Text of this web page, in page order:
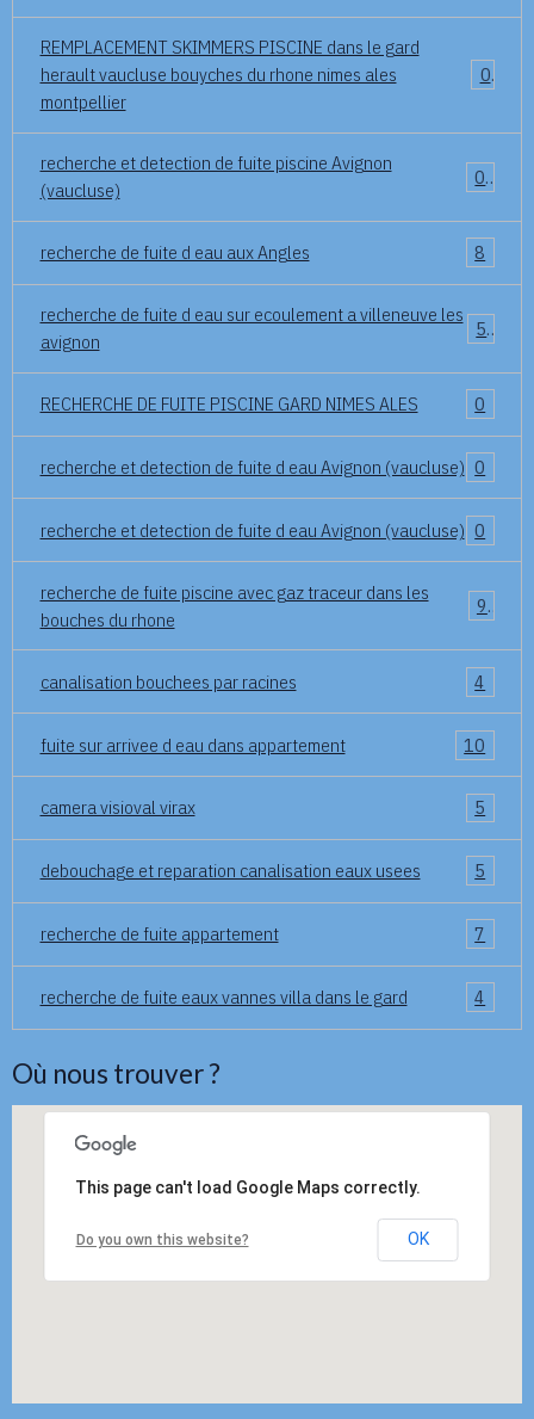
REMPLACEMENT SKIMMERS PISCINE dans le gard
herault vaucluse bouyches du rhone nimes ales
montpellier
0
recherche et detection de fuite piscine Avignon
(vaucluse)
0
recherche de fuite d eau aux Angles 8
recherche de fuite d eau sur ecoulement a villeneuve les
avignon
5
RECHERCHE DE FUITE PISCINE GARD NIMES ALES 0
recherche et detection de fuite d eau Avignon (vaucluse) 0
recherche et detection de fuite d eau Avignon (vaucluse) 0
recherche de fuite piscine avec gaz traceur dans les
bouches du rhone
9
canalisation bouchees par racines 4
fuite sur arrivee d eau dans appartement 10
camera visioval virax 5
debouchage et reparation canalisation eaux usees 5
recherche de fuite appartement 7
recherche de fuite eaux vannes villa dans le gard 4
Où nous trouver ?
This page can't load Google Maps correctly.
Do you own this website? OK